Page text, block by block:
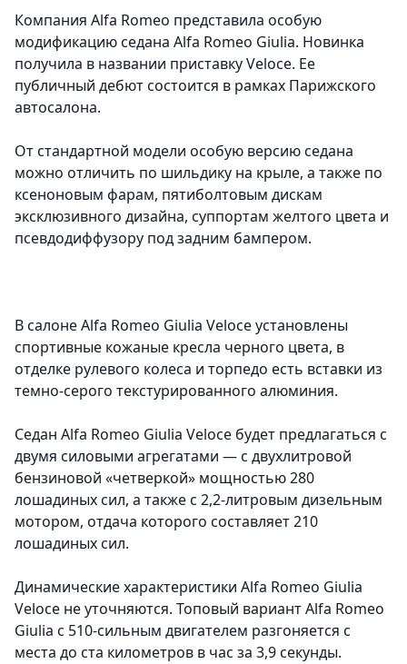
Компания Alfa Romeo представила особую
модификацию седана Alfa Romeo Giulia. Новинка
получила в названии приставку Veloce. Ее
публичный дебют состоится в рамках Парижского
автосалона.
От стандартной модели особую версию седана
можно отличить по шильдику на крыле, а также по
ксеноновым фарам, пятиболтовым дискам
эксклюзивного дизайна, суппортам желтого цвета и
псевдодиффузору под задним бампером.
В салоне Alfa Romeo Giulia Veloce установлены
спортивные кожаные кресла черного цвета, в
отделке рулевого колеса и торпедо есть вставки из
темно-серого текстурированного алюминия.
Седан Alfa Romeo Giulia Veloce будет предлагаться с
двумя силовыми агрегатами — с двухлитровой
бензиновой «четверкой» мощностью 280
лошадиных сил, а также с 2,2-литровым дизельным
мотором, отдача которого составляет 210
лошадиных сил.
Динамические характеристики Alfa Romeo Giulia
Veloce не уточняются. Топовый вариант Alfa Romeo
Giulia с 510-сильным двигателем разгоняется с
места до ста километров в час за 3,9 секунды.